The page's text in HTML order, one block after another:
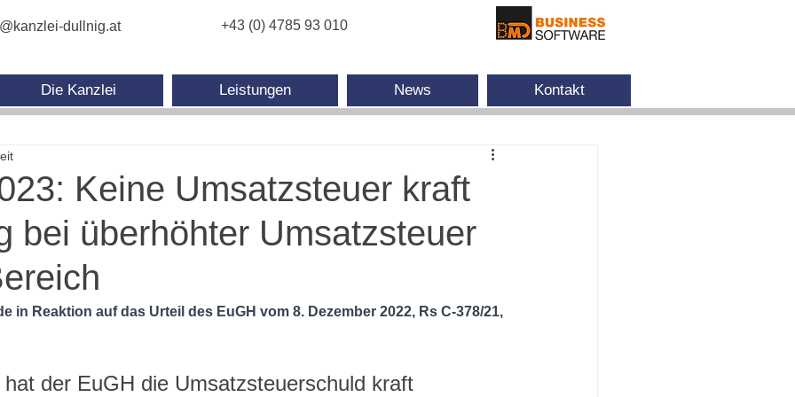
dullnig.at +43 (0) 4785 93 010
Die Kanzlei Leistungen News Kontakt
Keine Umsatzsteuer kraft
bei überhöhter Umsatzsteuer
in Reaktion auf das Urteil des EuGH vom 8. Dezember 2022, Rs C-378/21,
der EuGH die Umsatzsteuerschuld kraft